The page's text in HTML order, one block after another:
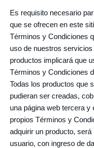
Es requisito necesario
que se ofrecen en este
Términos y Condiciones
uso de nuestros
productos implicará que
Términos y Condiciones
Todas los productos que
pudieran ser creadas,
una página web tercera
propios Términos y
adquirir un producto,
usuario, con ingreso de